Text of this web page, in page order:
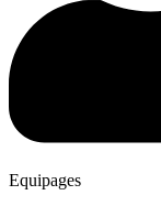
Equipages